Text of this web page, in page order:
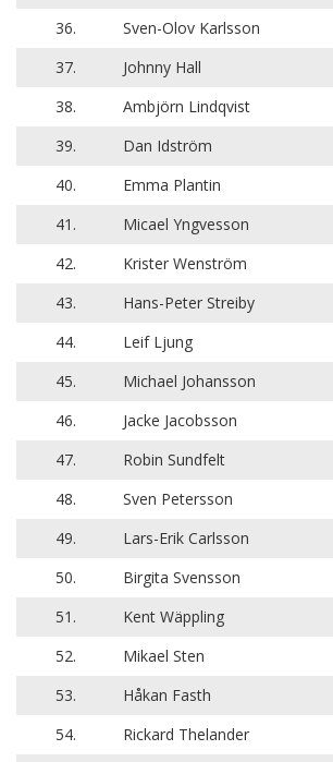
36.
Sven-Olov Karlsson
37.
Johnny Hall
38.
Ambjörn Lindqvist
39.
Dan Idström
40.
Emma Plantin
41.
Micael Yngvesson
42.
Krister Wenström
43.
Hans-Peter Streiby
44.
Leif Ljung
45.
Michael Johansson
46.
Jacke Jacobsson
47.
Robin Sundfelt
48.
Sven Petersson
49.
Lars-Erik Carlsson
50.
Birgita Svensson
51.
Kent Wäppling
52.
Mikael Sten
53.
Håkan Fasth
54.
Rickard Thelander